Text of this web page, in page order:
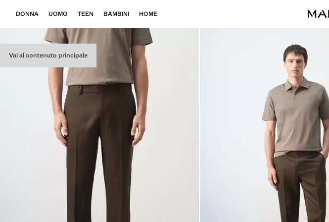
Vai al contenuto principale
DONNA UOMO TEEN BAMBINI HOME